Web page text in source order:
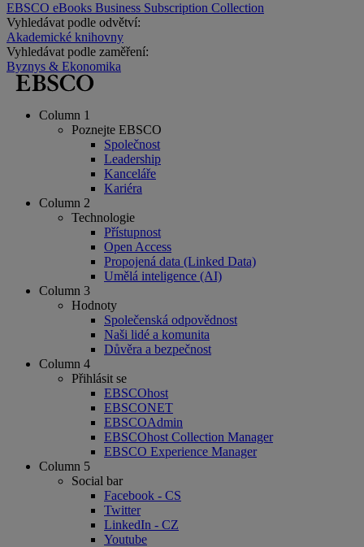
EBSCO eBooks Business Subscription Collection
Vyhledávat podle odvětví:
Akademické knihovny
Vyhledávat podle zaměření:
Byznys & Ekonomika
Column 1
Poznejte EBSCO
Společnost
Leadership
Kanceláře
Kariéra
Column 2
Technologie
Přístupnost
Open Access
Propojená data (Linked Data)
Umělá inteligence (AI)
Column 3
Hodnoty
Společenská odpovědnost
Naši lidé a komunita
Důvěra a bezpečnost
Column 4
Přihlásit se
EBSCOhost
EBSCONET
EBSCOAdmin
EBSCOhost Collection Manager
EBSCO Experience Manager
Column 5
Social bar
Facebook - CS
Twitter
LinkedIn - CZ
Youtube